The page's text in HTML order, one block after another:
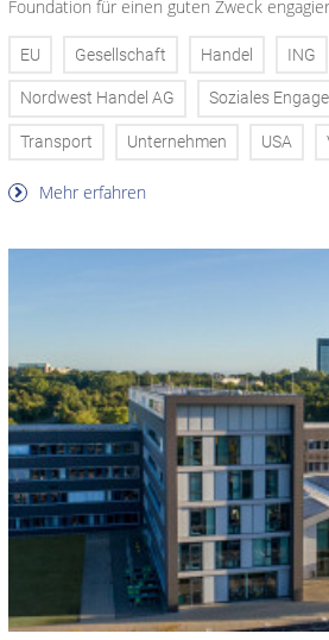
Foundation für einen guten Zweck
EU Gesellschaft Handel ING
Nordwest Handel AG Soziales
Transport Unternehmen USA
Mehr erfahren